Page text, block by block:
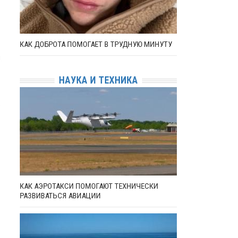
КАК ДОБРОТА ПОМОГАЕТ В ТРУДНУЮ МИНУТУ
НАУКА И ТЕХНИКА
КАК АЭРОТАКСИ ПОМОГАЮТ ТЕХНИЧЕСКИ
РАЗВИВАТЬСЯ АВИАЦИИ